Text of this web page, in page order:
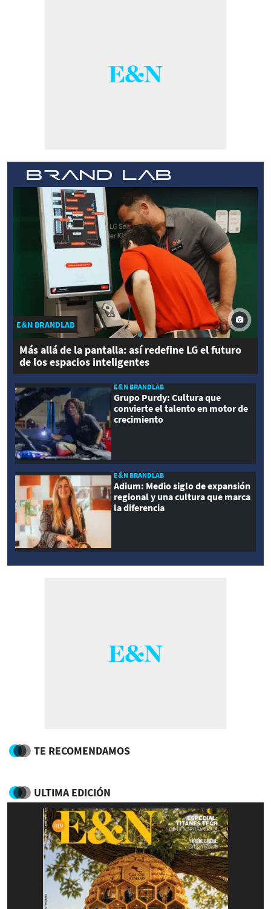
E&N BRANDLAB
Más allá de la pantalla: así redefine LG el futuro
de los espacios inteligentes
E&N BRANDLAB
Grupo Purdy: Cultura que
convierte el talento en motor de
crecimiento
E&N BRANDLAB
Adium: Medio siglo de expansión
regional y una cultura que marca
la diferencia
TE RECOMENDAMOS
ULTIMA EDICIÓN